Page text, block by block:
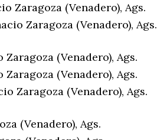
Zaragoza (Venadero), Ags.
Zaragoza (Venadero), Ags.
(Venadero), Ags.
(Venadero), Ags.
Zaragoza (Venadero), Ags.
(Venadero), Ags.